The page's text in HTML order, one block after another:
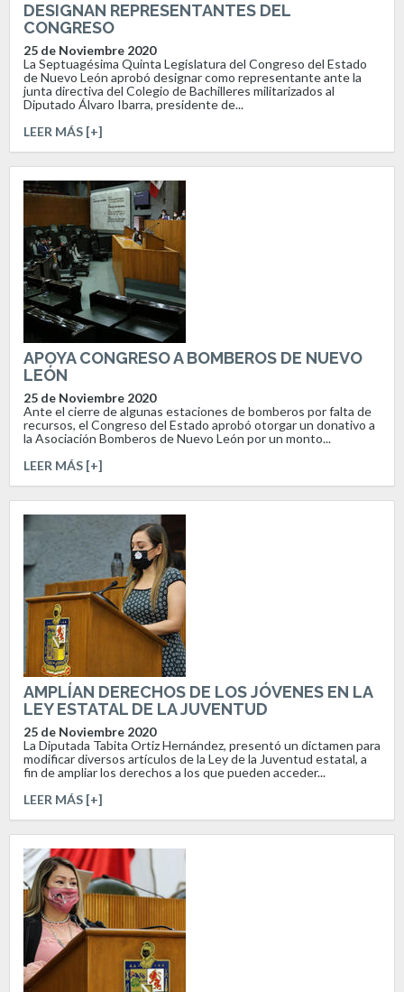
DESIGNAN REPRESENTANTES DEL
CONGRESO
25 de Noviembre 2020
La Septuagésima Quinta Legislatura del Congreso del Estado
de Nuevo León aprobó designar como representante ante la
junta directiva del Colegio de Bachilleres militarizados al
Diputado Álvaro Ibarra, presidente de...
LEER MÁS [+]
APOYA CONGRESO A BOMBEROS DE NUEVO
LEÓN
25 de Noviembre 2020
Ante el cierre de algunas estaciones de bomberos por falta de
recursos, el Congreso del Estado aprobó otorgar un donativo a
la Asociación Bomberos de Nuevo León por un monto...
LEER MÁS [+]
AMPLÍAN DERECHOS DE LOS JÓVENES EN LA
LEY ESTATAL DE LA JUVENTUD
25 de Noviembre 2020
La Diputada Tabita Ortiz Hernández, presentó un dictamen para
modificar diversos artículos de la Ley de la Juventud estatal, a
fin de ampliar los derechos a los que pueden acceder...
LEER MÁS [+]